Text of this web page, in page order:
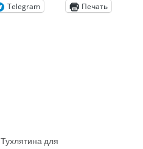
Telegram Печать
Тухлятина для